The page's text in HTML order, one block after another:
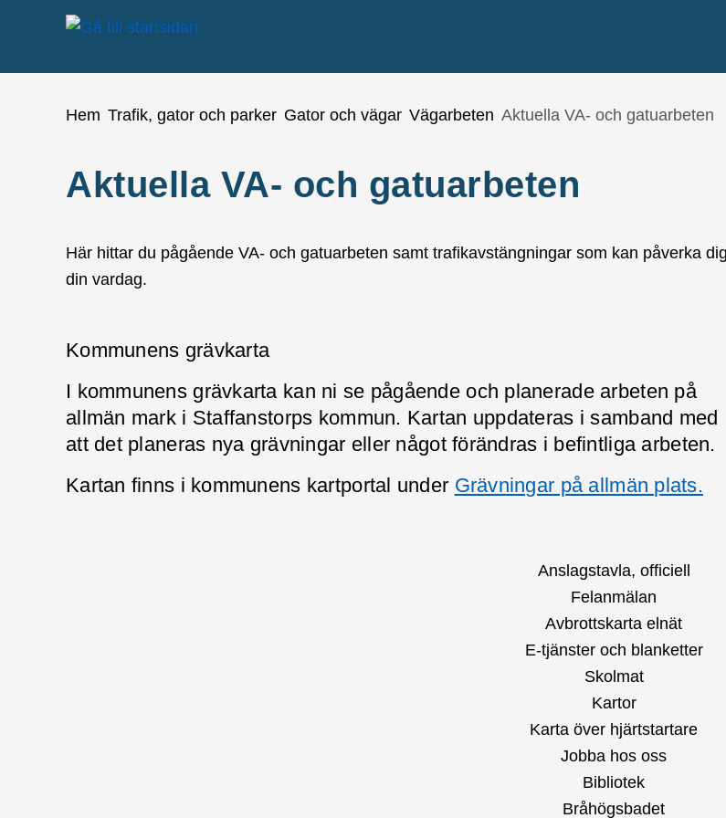
Gå till innehåll
till sidomeny
Du är här:
Hem Trafik, gator och parker Gator och vägar Vägarbeten Aktuella VA- och gatuarbeten
Aktuella VA- och gatuarbeten
Här hittar du pågående VA- och gatuarbeten samt trafikavstängningar som kan påverka
din vardag.
Kommunens grävkarta
I kommunens grävkarta kan ni se pågående och planerade arbeten på
allmän mark i Staffanstorps kommun. Kartan uppdateras i samband med
att det planeras nya grävningar eller något förändras i befintliga arbeten.
Kartan finns i kommunens kartportal under Grävningar på allmän plats.
Anslagstavla, officiell
Felanmälan
Avbrottskarta elnät
E-tjänster och blanketter
Skolmat
Kartor
Karta över hjärtstartare
Jobba hos oss
Bibliotek
Bråhögsbadet